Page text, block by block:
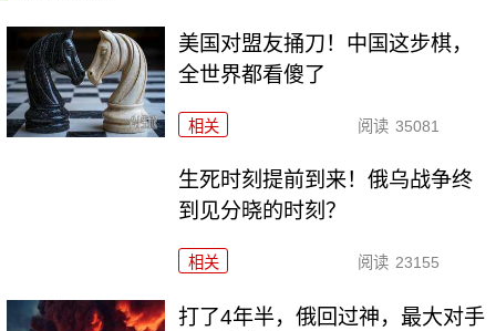
美国对盟友捅刀！中国这步棋，
全世界都看傻了
相关 阅读 35081
生死时刻提前到来！俄乌战争终
到见分晓的时刻？
相关 阅读 23155
打了4年半，俄回过神，最大对手